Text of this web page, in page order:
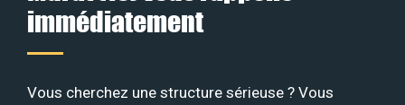
immédiatement
Vous cherchez une structure sérieuse ? Vous